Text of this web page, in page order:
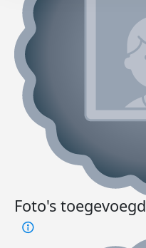
Foto's toegevoegd